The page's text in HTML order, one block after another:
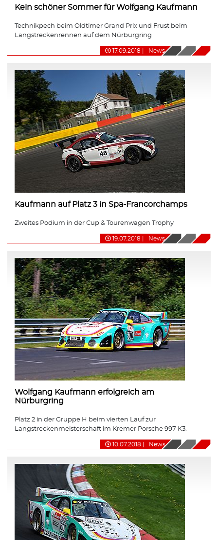
Kein schöner Sommer für Wolfgang Kaufmann
Technikpech beim Oldtimer Grand Prix und Frust beim
Langstreckenrennen auf dem Nürburgring
17.09.2018 News
Kaufmann auf Platz 3 in Spa-Francorchamps
Zweites Podium in der Cup & Tourenwagen Trophy
19.07.2018 News
Wolfgang Kaufmann erfolgreich am
Nürburgring
Platz 2 in der Gruppe H beim vierten Lauf zur
Langstreckenmeisterschaft im Kremer Porsche 997 K3.
10.07.2018 News